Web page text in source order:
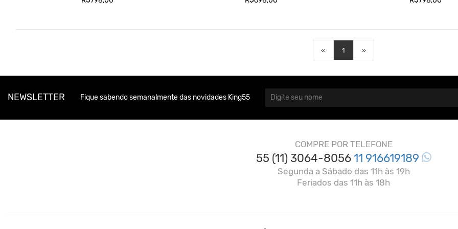
« 1 »
NEWSLETTER Fique sabendo semanalmente das novidades King55
COMPRE POR TELEFONE
55 (11) 3064-805611 916619189
Segunda a Sábado das 11h às 19h
Feriados das 11h às 18h